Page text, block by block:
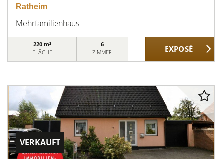
Ratheim
Mehrfamilienhaus
220 m²
FLÄCHE
6
ZIMMER
VERKAUFT